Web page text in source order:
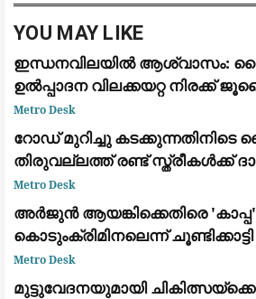
YOU MAY LIKE
ഇന്ധനവിലയിൽ ആശ്വാസം:
ഉൽപ്പാദന വിലക്കയറ്റ നിരക്ക്
ആയി കുറഞ്ഞു
Metro Desk
റോഡ് മുറിച്ചു കടക്കുന്നതിനിടെ
തിരുവല്ലത്ത് രണ്ട് സ്ത്രീകള്‍ക്ക്
Metro Desk
അർജുൻ ആയങ്കിക്കെതിരെ
കൊടുംക്രിമിനലെന്ന്
റിപ്പോർട്ട് നൽകും
Metro Desk
മുട്ടുവേദനയുമായി